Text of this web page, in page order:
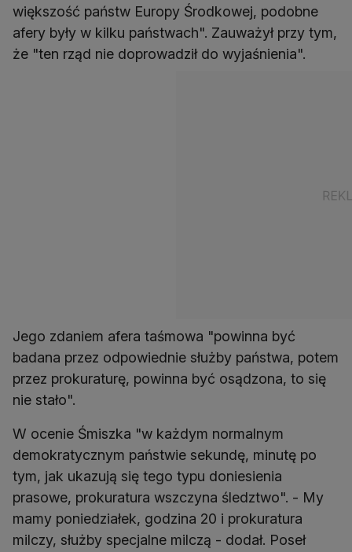
większość państw Europy Środkowej, podobne
afery były w kilku państwach". Zauważył przy tym,
że "ten rząd nie doprowadził do wyjaśnienia".
Jego zdaniem afera taśmowa "powinna być
badana przez odpowiednie służby państwa, potem
przez prokuraturę, powinna być osądzona, to się
nie stało".
W ocenie Śmiszka "w każdym normalnym
demokratycznym państwie sekundę, minutę po
tym, jak ukazują się tego typu doniesienia
prasowe, prokuratura wszczyna śledztwo". - My
mamy poniedziałek, godzina 20 i prokuratura
milczy, służby specjalne milczą - dodał. Poseł